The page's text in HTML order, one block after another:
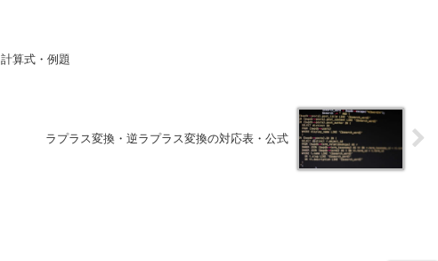
算式・例題
ラプラス変換・逆ラプラス変換の対応表・公式